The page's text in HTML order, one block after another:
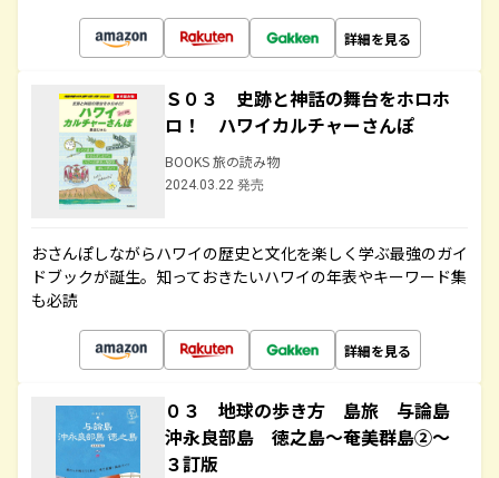
詳細を見る
Ｓ０３ 史跡と神話の舞台をホロホ
ロ！ ハワイカルチャーさんぽ
BOOKS 旅の読み物
2024.03.22 発売
おさんぽしながらハワイの歴史と文化を楽しく学ぶ最強のガイ
ドブックが誕生。知っておきたいハワイの年表やキーワード集
も必読
詳細を見る
０３ 地球の歩き方 島旅 与論島
沖永良部島 徳之島～奄美群島②～
３訂版